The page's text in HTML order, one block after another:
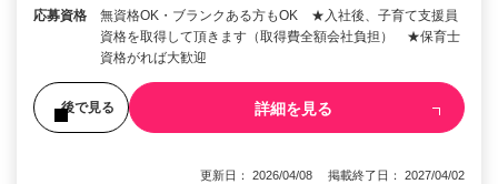
応募資格
無資格OK・ブランクある方もOK ★入社後、子育て支援員
資格を取得して頂きます（取得費全額会社負担） ★保育士
資格がれば大歓迎
後で見る 詳細を見る
更新日： 2026/04/08 掲載終了日： 2027/04/02